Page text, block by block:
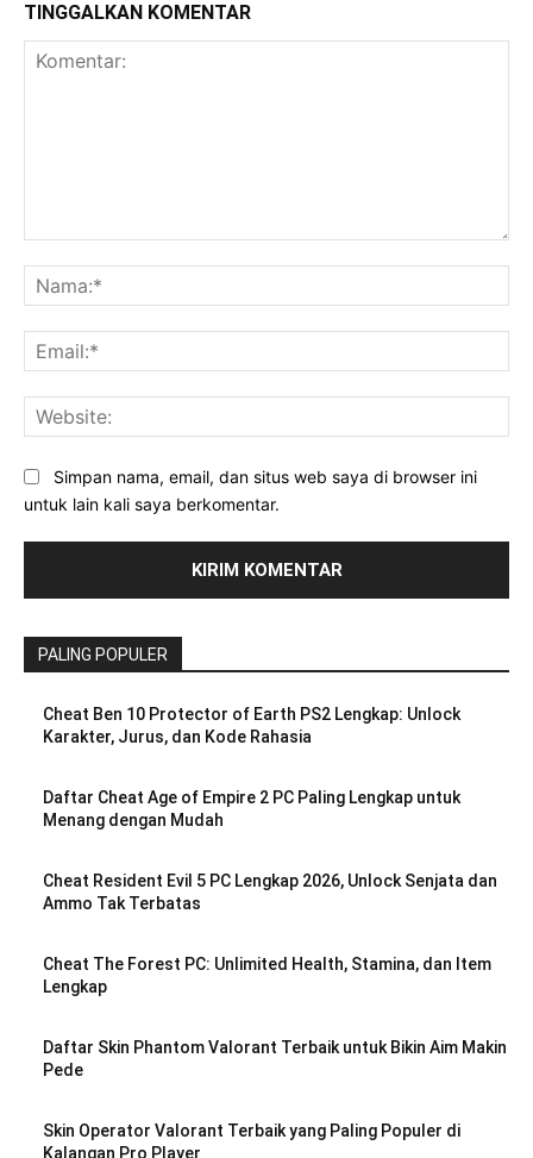
TINGGALKAN KOMENTAR
Simpan nama, email, dan situs web saya di browser ini
untuk lain kali saya berkomentar.
PALING POPULER
Cheat Ben 10 Protector of Earth PS2 Lengkap: Unlock
Karakter, Jurus, dan Kode Rahasia
Daftar Cheat Age of Empire 2 PC Paling Lengkap untuk
Menang dengan Mudah
Cheat Resident Evil 5 PC Lengkap 2026, Unlock Senjata dan
Ammo Tak Terbatas
Cheat The Forest PC: Unlimited Health, Stamina, dan Item
Lengkap
Daftar Skin Phantom Valorant Terbaik untuk Bikin Aim Makin
Pede
Skin Operator Valorant Terbaik yang Paling Populer di
Kalangan Pro Player